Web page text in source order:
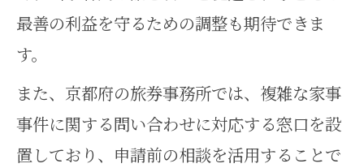
最善の利益を守るための調整も期待できま
す。
また、京都府の旅券事務所では、複雑な家事
事件に関する問い合わせに対応する窓口を設
置しており、申請前の相談を活用することで